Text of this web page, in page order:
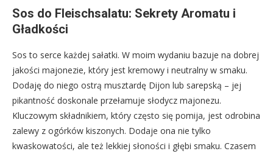
Sos do Fleischsalatu: Sekrety Aromatu i
Gładkości
Sos to serce każdej sałatki. W moim wydaniu bazuje na dobrej
jakości majonezie, który jest kremowy i neutralny w smaku.
Dodaję do niego ostrą musztardę Dijon lub sarepską – jej
pikantność doskonale przełamuje słodycz majonezu.
Kluczowym składnikiem, który często się pomija, jest odrobina
zalewy z ogórków kiszonych. Dodaje ona nie tylko
kwaskowatości, ale też lekkiej słoności i głębi smaku. Czasem